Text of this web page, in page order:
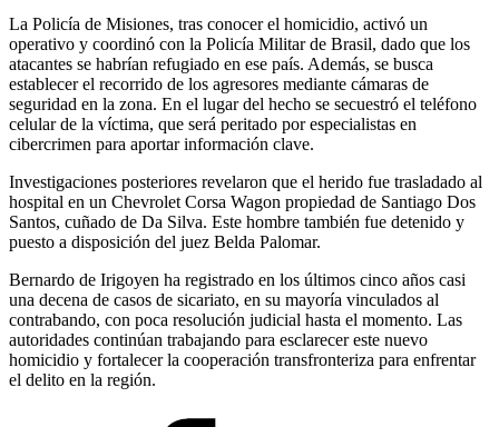
La Policía de Misiones, tras conocer el homicidio, activó un
operativo y coordinó con la Policía Militar de Brasil, dado que los
atacantes se habrían refugiado en ese país. Además, se busca
establecer el recorrido de los agresores mediante cámaras de
seguridad en la zona. En el lugar del hecho se secuestró el teléfono
celular de la víctima, que será peritado por especialistas en
cibercrimen para aportar información clave.
Investigaciones posteriores revelaron que el herido fue trasladado al
hospital en un Chevrolet Corsa Wagon propiedad de Santiago Dos
Santos, cuñado de Da Silva. Este hombre también fue detenido y
puesto a disposición del juez Belda Palomar.
Bernardo de Irigoyen ha registrado en los últimos cinco años casi
una decena de casos de sicariato, en su mayoría vinculados al
contrabando, con poca resolución judicial hasta el momento. Las
autoridades continúan trabajando para esclarecer este nuevo
homicidio y fortalecer la cooperación transfronteriza para enfrentar
el delito en la región.